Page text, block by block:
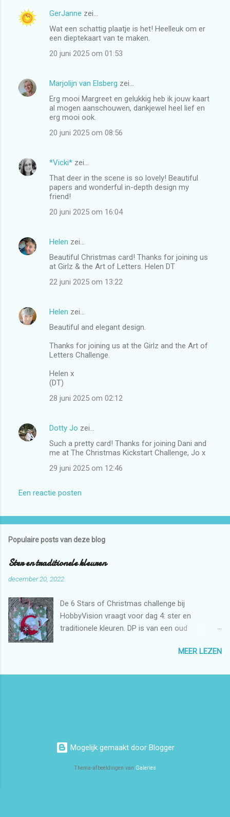
GerJanne zei…
Wat een schattig plaatje is het! Heelleuk om er
een dieptekaart van te maken.
20 juni 2025 om 01:53
Marjolijn van Elsberg zei…
Erg mooi Margreet en gelukkig heb ik jouw kaart
al mogen aanschouwen, dankjewel heel lief en
erg mooi ook.
20 juni 2025 om 08:56
*Vicki* zei…
That deer in the scene is so lovely! Beautiful
papers and wonderful in-depth design my
friend!
20 juni 2025 om 16:04
Helen zei…
Beautiful Christmas card! Thanks for joining us
at Girlz & the Art of Letters. Helen DT
22 juni 2025 om 13:22
Helen zei…
Beautiful and elegant design.
Thanks for joining us at the Girlz and the Art of
Letters Challenge.
Helen x
(DT)
28 juni 2025 om 02:12
Dotty Jo zei…
Such a pretty card! Thanks for joining Dani and
me at The Christmas Kickstart Challenge, Jo x
29 juni 2025 om 12:46
Een reactie posten
Populaire posts van deze blog
Ster en traditionele kleuren
december 20, 2022
De 6 Stars of Christmas challenge bij
HobbyVision vraagt voor dag 4: ster en
traditionele kleuren. DP is van een oud
cardstock en een mal van Dutch Doobadoo.
Daarna de Fijne Feestdagen cirkelstans van
(rood sterretje) en een rood/wit geruit lintje in
gedaan. Fijne dag! xxx Margreet Dit rendier ook
MEER LEZEN
Mogelijk gemaakt door Blogger
Thema-afbeeldingen van Galeries